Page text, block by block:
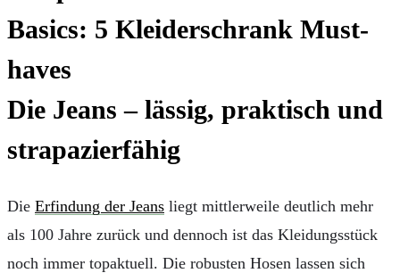
Die Jeans – lässig, praktisch und
strapazierfähig
Die Erfindung der Jeans liegt mittlerweile deutlich mehr
als 100 Jahre zurück und dennoch ist das Kleidungsstück
noch immer topaktuell. Die robusten Hosen lassen sich